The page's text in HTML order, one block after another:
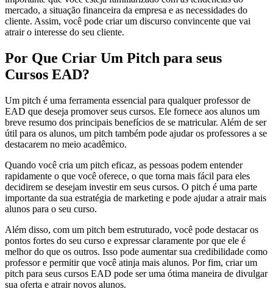
mercado, a situação financeira da empresa e as necessidades do
cliente. Assim, você pode criar um discurso convincente que vai
atrair o interesse do seu cliente.
Por Que Criar Um Pitch para seus
Cursos EAD?
Um pitch é uma ferramenta essencial para qualquer professor de
EAD que deseja promover seus cursos. Ele fornece aos alunos um
breve resumo dos principais benefícios de se matricular. Além de ser
útil para os alunos, um pitch também pode ajudar os professores a se
destacarem no meio acadêmico.
Quando você cria um pitch eficaz, as pessoas podem entender
rapidamente o que você oferece, o que torna mais fácil para eles
decidirem se desejam investir em seus cursos. O pitch é uma parte
importante da sua estratégia de marketing e pode ajudar a atrair mais
alunos para o seu curso.
Além disso, com um pitch bem estruturado, você pode destacar os
pontos fortes do seu curso e expressar claramente por que ele é
melhor do que os outros. Isso pode aumentar sua credibilidade como
professor e permitir que você atinja mais alunos. Por fim, criar um
pitch para seus cursos EAD pode ser uma ótima maneira de divulgar
sua oferta e atrair novos alunos.